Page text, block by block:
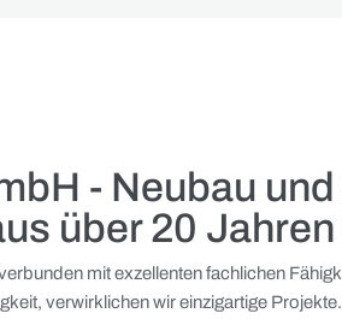
- Neubau
über 20
mit exzellenten fachlichen
verwirklichen wir einzigartige